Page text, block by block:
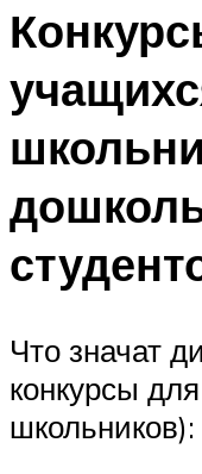
Что значат
конкурсы
школьников):